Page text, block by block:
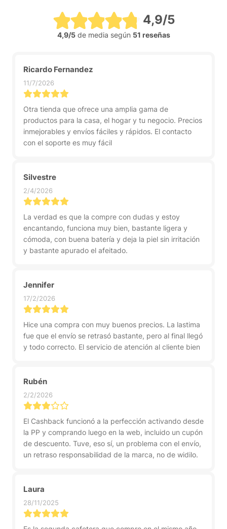
4,9/5
4,9/5de media según 51 reseñas
Ricardo Fernandez
11/7/2026
Otra tienda que ofrece una amplia gama de
productos para la casa, el hogar y tu negocio. Precios
inmejorables y envíos fáciles y rápidos. El contacto
con el soporte es muy fácil
Silvestre
2/4/2026
La verdad es que la compre con dudas y estoy
encantando, funciona muy bien, bastante ligera y
cómoda, con buena batería y deja la piel sin irritación
y bastante apurado el afeitado.
Jennifer
17/2/2026
Hice una compra con muy buenos precios. La lastima
fue que el envío se retrasó bastante, pero al final llegó
y todo correcto. El servicio de atención al cliente bien
Rubén
2/2/2026
El Cashback funcionó a la perfección activando desde
la PP y comprando luego en la web, incluido un cupón
de descuento. Tuve, eso sí, un problema con el envío,
un retraso responsabilidad de la marca, no de widilo.
Laura
28/11/2025